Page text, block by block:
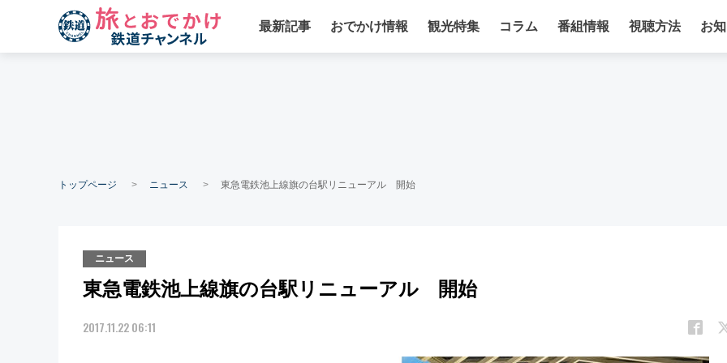
最新記事 おでかけ情報 観光特集 コラム 番組情報 視聴方法 お
トップページ ニュース 東急電鉄池上線旗の台駅リニューアル 開始
ニュース
東急電鉄池上線旗の台駅リニューアル 開始
2017.11.22 06:11